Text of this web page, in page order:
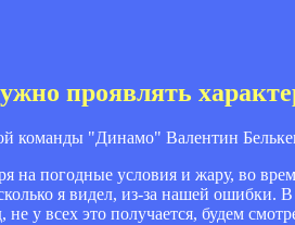
проявлять
команды "Динамо" Валентин
на погодные условия и жару, во
я видел, из-за нашей ошибки.
у всех это получается, будем